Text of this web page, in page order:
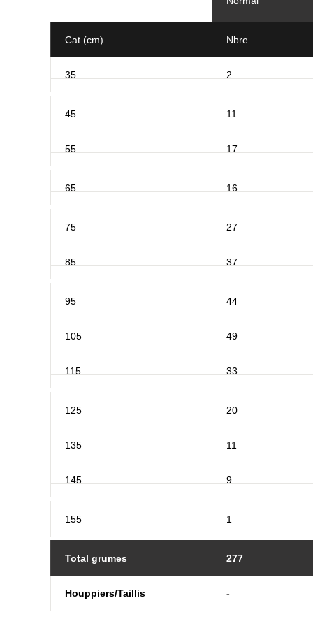
Cat.(cm) Nbre
35 2
45 11
55 17
65 16
75 27
85 37
95 44
105 49
115 33
125 20
135 11
145 9
155 1
Total grumes 277
Houppiers/Taillis -